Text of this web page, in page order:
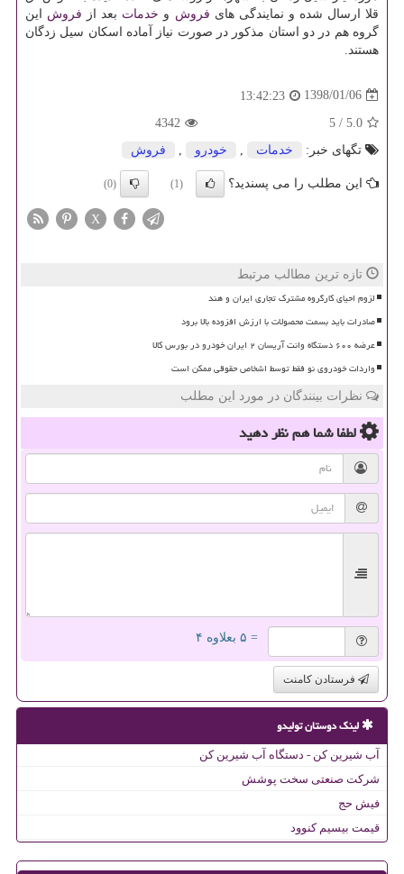
قلا ارسال شده و نمایندگی های فروش و خدمات بعد از فروش این
گروه هم در دو استان مذكور در صورت نیاز آماده اسكان سیل زدگان
هستند.
1398/01/06
13:42:23
5.0
/
5
4342
تگهای خبر:
خدمات خودرو فروش
این مطلب را می پسندید؟ (1)
(0)
X
تازه ترین مطالب مرتبط
لزوم احیای کارگروه مشترک تجاری ایران و هند
صادرات باید بسمت محصولات با ارزش افزوده بالا برود
عرضه ۶۰۰ دستگاه وانت آریسان ۲ ایران خودرو در بورس کالا
واردات خودروی نو فقط توسط اشخاص حقوقی ممکن است
نظرات بینندگان در مورد این مطلب
لطفا شما همنظر دهید
= ۵ بعلاوه ۴
فرستادن کامنت
لینک دوستان تولیدو
آب شیرین کن - دستگاه آب شیرین کن
شرکت صنعتی سخت پوشش
فیش حج
قیمت بیسیم کنوود